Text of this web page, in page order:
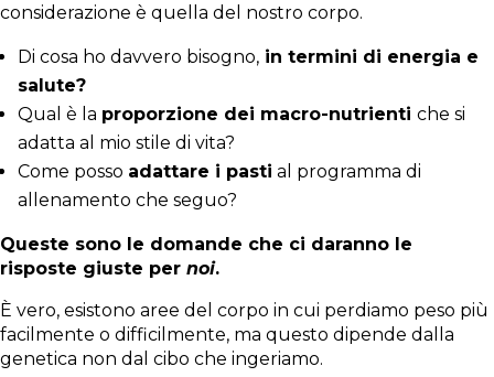
considerazione è quella del nostro corpo.
Di cosa ho davvero bisogno, in termini di energia e
salute?
Qual è la proporzione dei macro-nutrienti che si
adatta al mio stile di vita?
Come posso adattare i pasti al programma di
allenamento che seguo?
Queste sono le domande che ci daranno le
risposte giuste per noi.
È vero, esistono aree del corpo in cui perdiamo peso più
facilmente o difficilmente, ma questo dipende dalla
genetica non dal cibo che ingeriamo.